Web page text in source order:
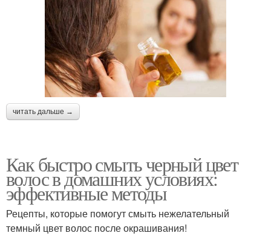
читать дальше →
Как быстро смыть черный цвет
волос в домашних условиях:
эффективные методы
Рецепты, которые помогут смыть нежелательный
темный цвет волос после окрашивания!